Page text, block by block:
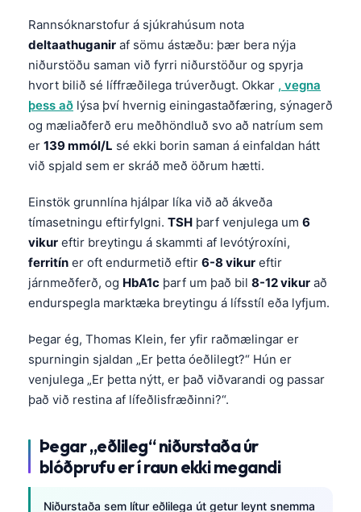
Rannsóknarstofur á sjúkrahúsum nota
deltaathuganir af sömu ástæðu: þær bera nýja
niðurstöðu saman við fyrri niðurstöður og spyrja
hvort bilið sé líffræðilega trúverðugt. Okkar , vegna
þess að lýsa því hvernig einingastaðfæring, sýnagerð
og mæliaðferð eru meðhöndluð svo að natríum sem
er 139 mmól/L sé ekki borin saman á einfaldan hátt
við spjald sem er skráð með öðrum hætti.
Einstök grunnlína hjálpar líka við að ákveða
tímasetningu eftirfylgni. TSH þarf venjulega um 6
vikur eftir breytingu á skammti af levótýroxíni,
ferritín er oft endurmetið eftir 6-8 vikur eftir
járnmeðferð, og HbA1c þarf um það bil 8-12 vikur að
endurspegla marktæka breytingu á lífsstíl eða lyfjum.
Þegar ég, Thomas Klein, fer yfir raðmælingar er
spurningin sjaldan „Er þetta óeðlilegt?“ Hún er
venjulega „Er þetta nýtt, er það viðvarandi og passar
það við restina af lífeðlisfræðinni?“.
Þegar „eðlileg“ niðurstaða úr
blóðprufu er í raun ekki megandi
Niðurstaða sem lítur eðlilega út getur leynt snemma
简体中文
Dansk
Nederlands
हिन्दी
Bahasa Indonesia
Հայերեն
Српски језик
Svenska
Bosanski
Azərbaycan dili
Eesti
日本語
Čeština
ქართული
Русский